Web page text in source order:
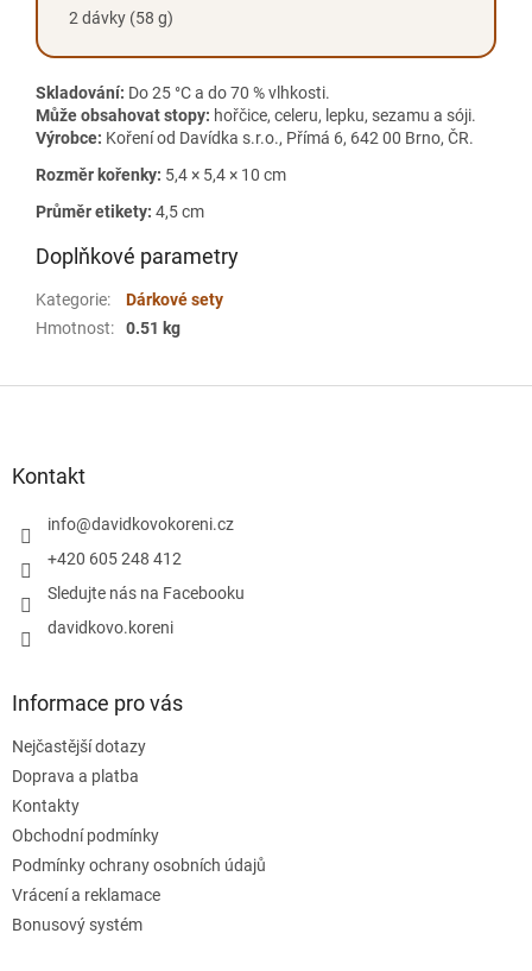
2 dávky (58 g)
Skladování: Do 25 °C a do 70 % vlhkosti.
Může obsahovat stopy: hořčice, celeru, lepku, sezamu a sóji.
Výrobce: Koření od Davídka s.r.o., Přímá 6, 642 00 Brno, ČR.
Rozměr kořenky: 5,4 × 5,4 × 10 cm
Průměr etikety: 4,5 cm
Doplňkové parametry
Kategorie:
Dárkové sety
Hmotnost: 0.51 kg
Kontakt
info@davidkovokoreni.cz
+420 605 248 412
Sledujte nás na Facebooku
davidkovo.koreni
Informace pro vás
Nejčastější dotazy
Doprava a platba
Kontakty
Obchodní podmínky
Podmínky ochrany osobních údajů
Vrácení a reklamace
Bonusový systém